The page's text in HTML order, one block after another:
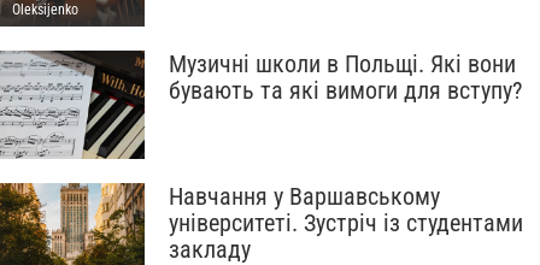
Oleksijenko
Музичні школи в Польщі. Які вони
бувають та які вимоги для вступу?
Навчання у Варшавському
університеті. Зустріч із студентами
закладу